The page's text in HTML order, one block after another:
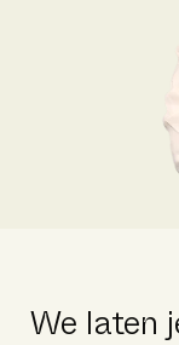
We laten